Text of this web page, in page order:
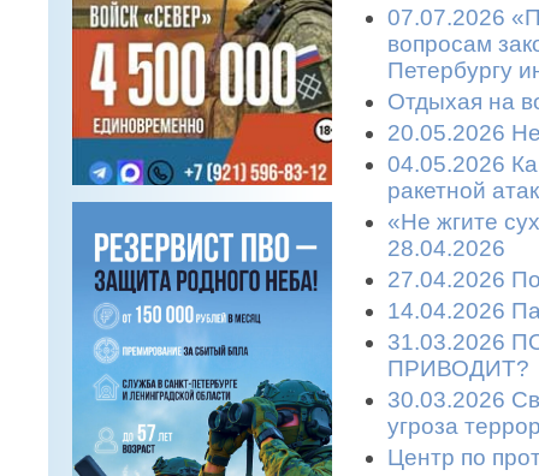
07.07.2026
вопросам
Петербургу
Отдыхая на
20.05.2026
04.05.2026
ракетной
«Не жгите
28.04.2026
27.04.2026
14.04.2026
31.03.2026
ПРИВОДИТ?
30.03.2026
угроза
Центр по